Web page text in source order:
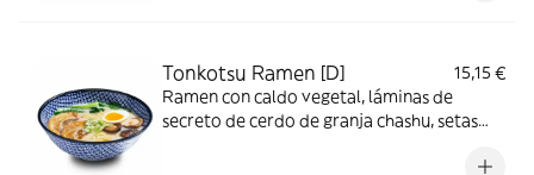
Tonkotsu Ramen [D]
15,15 €
Ramen con caldo vegetal, láminas de
secreto de cerdo de granja chashu, setas
semicocido y marinado y cebolleta tierna.